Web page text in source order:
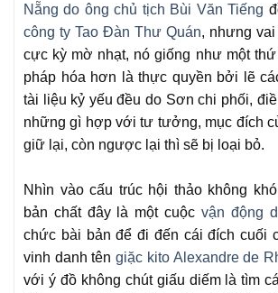
Nẵng do ông chủ tịch Bùi Văn Tiếng
công ty Tao Đàn Thư Quán, nhưng
cực kỳ mờ nhạt, nó giống như một
pháp hóa hơn là thực quyền bởi lẽ
tài liệu kỷ yếu đều do Sơn chi phối,
những gì hợp với tư tưởng, mục đích
giữ lại, còn ngược lại thì sẽ bị loại bỏ.
Nhìn vào cấu trúc hội thảo không
bản chất đây là một cuộc vận động
chức bài bản để đi đến cái đích cuối
vinh danh têngiặc kito Alexandre de
với ý đồ không chút giấu diếm là tìm